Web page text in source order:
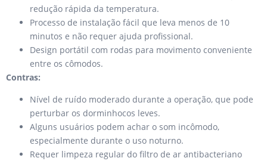
redução rápida da temperatura.
Processo de instalação fácil que leva menos de 10
minutos e não requer ajuda profissional.
Design portátil com rodas para movimento conveniente
entre os cômodos.
Contras:
Nível de ruído moderado durante a operação, que pode
perturbar os dorminhocos leves.
Alguns usuários podem achar o som incômodo,
especialmente durante o uso noturno.
Requer limpeza regular do filtro de ar antibacteriano